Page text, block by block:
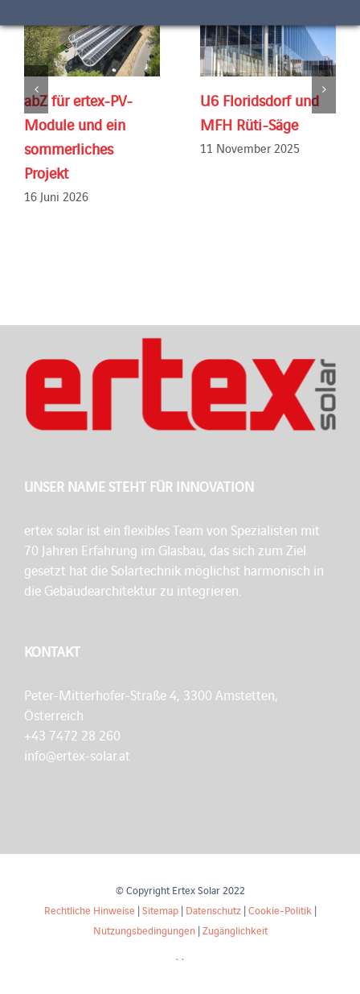
abZ für ertex-PV-
Module und ein
sommerliches
Projekt
16 Juni 2026
U6 Floridsdorf und
MFH Rüti-Säge
11 November 2025
UNSER NAME STEHT FÜR INNOVATION
ertex solar ist ein flexibles Team von Spezialisten mit
70 Jahren Erfahrung im Glasbau, das sich zum Ziel
gesetzt hat die Solartechnik möglichst harmonisch in
die Gebäudearchitektur zu integrieren.
KONTAKT
Peter-Mitterhofer-Straße 4, 3300 Amstetten,
Österreich
+43 7472 28 260
info@ertex-solar.at
© Copyright Ertex Solar 2022
Rechtliche Hinweise |Sitemap| Datenschutz|Cookie-Politik |
Nutzungsbedingungen|Zugänglichkeit
``